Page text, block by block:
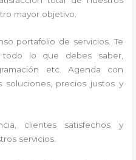
mayor objetivo.
portafolio de servicios. Te
lo que debes saber,
etc. Agenda con
soluciones, precios justos y
clientes satisfechos y
servicios.